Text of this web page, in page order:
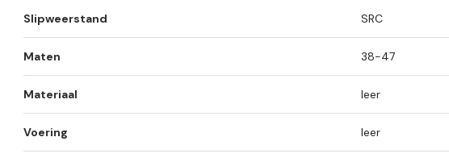
Slipweerstand SRC
Maten 38-47
Materiaal leer
Voering leer